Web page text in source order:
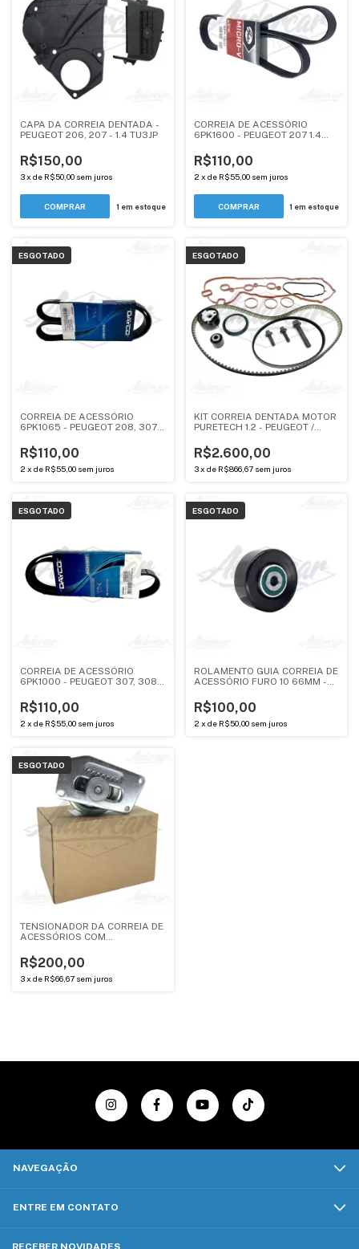
CAPA DA CORREIA DENTADA -
PEUGEOT 206, 207 - 1.4 TU3JP
R$150,00
3x de R$50,00 sem juros
1 em estoque
CORREIA DE ACESSÓRIO
6PK1600 - PEUGEOT 207 1.4
R$110,00
2 x de R$55,00 sem juros
1 em estoque
ESGOTADO
CORREIA DE ACESSÓRIO
6PK1065 - PEUGEOT 208, 307,
R$110,00
2 x de R$55,00 sem juros
ESGOTADO
KIT CORREIA DENTADA MOTOR
PURETECH 1.2 - PEUGEOT /
COMPLETO)
R$2.600,00
3 x de R$866,67 sem juros
ESGOTADO
CORREIA DE ACESSÓRIO
6PK1000 - PEUGEOT 307, 308,
C4 TODOS, C5, C5 TOURER, C5
X7 - 2.0 16V
R$110,00
2 x de R$55,00 sem juros
ESGOTADO
ROLAMENTO GUIA CORREIA DE
ACESSÓRIO FURO 10 66MM -
ANDERCAR
R$100,00
2 x de R$50,00 sem juros
ESGOTADO
TENSIONADOR DA CORREIA DE
ACESSÓRIOS COM
PEUGEOT 206, 207 - 1.4 -
8641281014 (ORIGINAL)
R$200,00
3x de R$66,67 sem juros
NAVEGAÇÃO
ENTRE EM CONTATO
RECEBER NOVIDADES